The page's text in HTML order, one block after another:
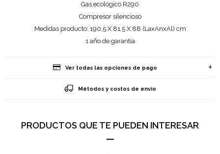
Gas ecológico R290
Compresor silencioso
Medidas producto: 190,5 X 81,5 X 88 (LaxAnxAl) cm
1 año de garantía
Ver todas las opciones de pago
Métodos y costos de envío
PRODUCTOS QUE TE PUEDEN INTERESAR